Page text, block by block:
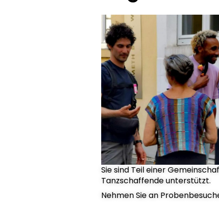
Sie sind Teil einer
Tanzschaffende unterstützt.​
Nehmen Sie an